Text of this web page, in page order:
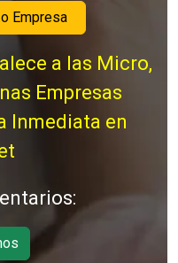
Empresa
a las Micro,
Empresas
Inmediata en